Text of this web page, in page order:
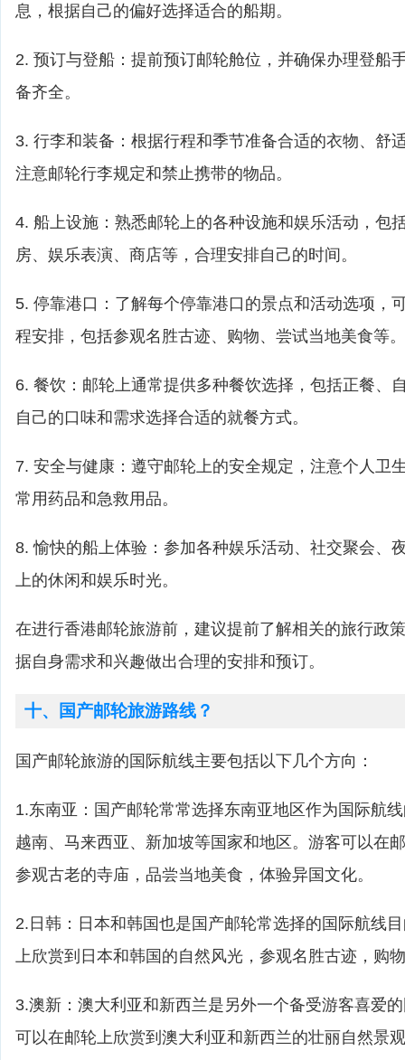
息，根据自己的偏好选择适合的船期。
2. 预订与登船：提前预订邮轮舱位，并确保办理登船
备齐全。
3. 行李和装备：根据行程和季节准备合适的衣物、舒
注意邮轮行李规定和禁止携带的物品。
4. 船上设施：熟悉邮轮上的各种设施和娱乐活动，包
房、娱乐表演、商店等，合理安排自己的时间。
5. 停靠港口：了解每个停靠港口的景点和活动选项，
程安排，包括参观名胜古迹、购物、尝试当地美食等。
6. 餐饮：邮轮上通常提供多种餐饮选择，包括正餐、
自己的口味和需求选择合适的就餐方式。
7. 安全与健康：遵守邮轮上的安全规定，注意个人卫
常用药品和急救用品。
8. 愉快的船上体验：参加各种娱乐活动、社交聚会、
上的休闲和娱乐时光。
在进行香港邮轮旅游前，建议提前了解相关的旅行政
据自身需求和兴趣做出合理的安排和预订。
十、国产邮轮旅游路线？
国产邮轮旅游的国际航线主要包括以下几个方向：
1.东南亚：国产邮轮常常选择东南亚地区作为国际航
越南、马来西亚、新加坡等国家和地区。游客可以在
参观古老的寺庙，品尝当地美食，体验异国文化。
2.日韩：日本和韩国也是国产邮轮常选择的国际航线
上欣赏到日本和韩国的自然风光，参观名胜古迹，购
3.澳新：澳大利亚和新西兰是另外一个备受游客喜爱
可以在邮轮上欣赏到澳大利亚和新西兰的壮丽自然景